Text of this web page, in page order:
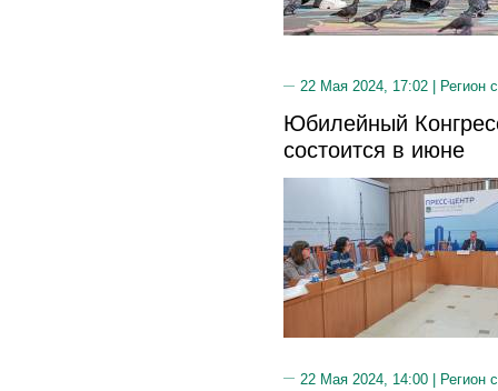
22 Мая 2024, 17:02 | Регион
Юбилейный
состоится в июне
22 Мая 2024, 14:00 | Регион